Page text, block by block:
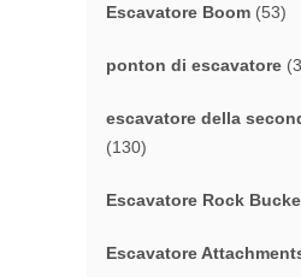
Escavatore Boom (53)
ponton di escavatore
escavatore della
(130)
Escavatore Rock
Escavatore